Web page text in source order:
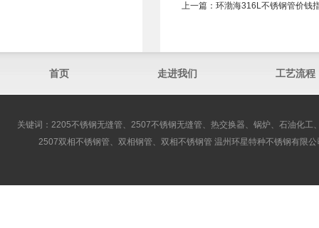
上一篇： 环渤海316L不锈钢管​价钱
首页 走进我们 工艺流程
关键词：2205不锈钢无缝管、2507不锈钢无缝管、热交换器、锅炉、石油化
2507双相不锈钢管、双相钢管、双相不锈钢管 温州环星特种不锈钢有限